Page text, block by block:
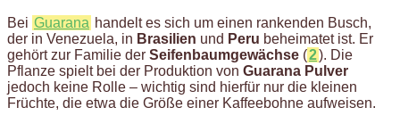
Bei Guarana handelt es sich um einen rankenden Busch,
der in Venezuela, in Brasilien und Peru beheimatet ist. Er
gehört zur Familie der Seifenbaumgewächse (2). Die
Pflanze spielt bei der Produktion von Guarana Pulver
jedoch keine Rolle – wichtig sind hierfür nur die kleinen
Früchte, die etwa die Größe einer Kaffeebohne aufweisen.